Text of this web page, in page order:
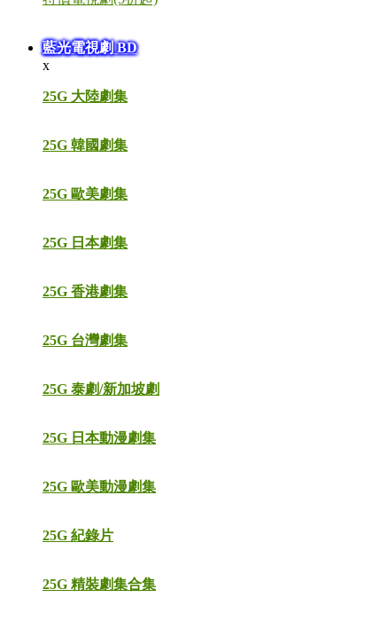
藍光電視劇 BD
x
25G 大陸劇集
25G 韓國劇集
25G 歐美劇集
25G 日本劇集
25G 香港劇集
25G 台灣劇集
25G 泰劇/新加坡劇
25G 日本動漫劇集
25G 歐美動漫劇集
25G 紀錄片
25G 精裝劇集合集